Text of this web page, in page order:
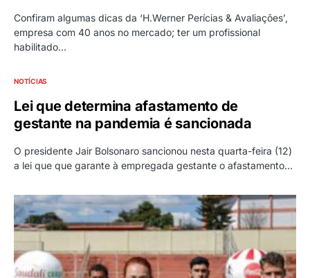
Confiram algumas dicas da ‘H.Werner Perícias & Avaliações’,
empresa com 40 anos no mercado; ter um profissional
habilitado…
NOTÍCIAS
Lei que determina afastamento de
gestante na pandemia é sancionada
O presidente Jair Bolsonaro sancionou nesta quarta-feira (12)
a lei que que garante à empregada gestante o afastamento…